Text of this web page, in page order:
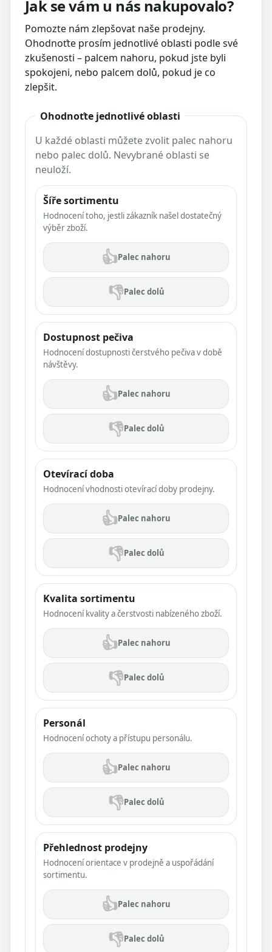
Jak se vám u nás nakupovalo?
Pomozte nám zlepšovat naše prodejny.
Ohodnoťte prosím jednotlivé oblasti podle své
zkušenosti – palcem nahoru, pokud jste byli
spokojeni, nebo palcem dolů, pokud je co
zlepšit.
Ohodnoťte jednotlivé oblasti
U každé oblasti můžete zvolit palec nahoru
nebo palec dolů. Nevybrané oblasti se
neuloží.
Šíře sortimentu
Hodnocení toho, jestli zákazník našel dostatečný
výběr zboží.
👍Palec nahoru
👎Palec dolů
Dostupnost pečiva
Hodnocení dostupnosti čerstvého pečiva v době
návštěvy.
👍Palec nahoru
👎Palec dolů
Otevírací doba
Hodnocení vhodnosti otevírací doby prodejny.
👍Palec nahoru
👎Palec dolů
Kvalita sortimentu
Hodnocení kvality a čerstvosti nabízeného zboží.
👍Palec nahoru
👎Palec dolů
Personál
Hodnocení ochoty a přístupu personálu.
👍Palec nahoru
👎Palec dolů
Přehlednost prodejny
Hodnocení orientace v prodejně a uspořádání
sortimentu.
👍Palec nahoru
👎Palec dolů